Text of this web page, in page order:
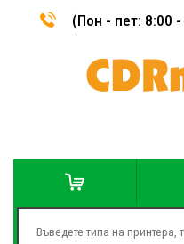
(Пон - пет: 8:00